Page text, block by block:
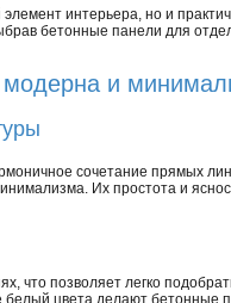
интерьера, но и
бетонные панели для
модерна и
сочетание прямых
Их простота и
что позволяет легко